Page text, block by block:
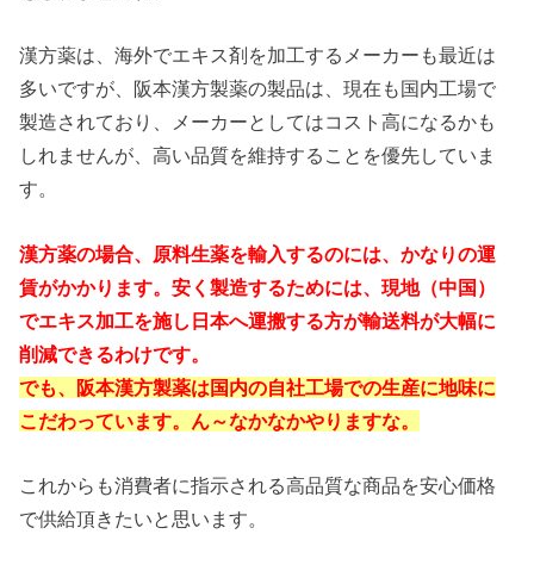
漢方薬は、海外でエキス剤を加工するメーカーも最近は
多いですが、阪本漢方製薬の製品は、現在も国内工場で
製造されており、メーカーとしてはコスト高になるかも
しれませんが、高い品質を維持することを優先していま
す。
漢方薬の場合、原料生薬を輸入するのには、かなりの運
賃がかかります。安く製造するためには、現地（中国）
でエキス加工を施し日本へ運搬する方が輸送料が大幅に
削減できるわけです。
でも、阪本漢方製薬は国内の自社工場での生産に地味に
こだわっています。ん～なかなかやりますな。
これからも消費者に指示される高品質な商品を安心価格
で供給頂きたいと思います。